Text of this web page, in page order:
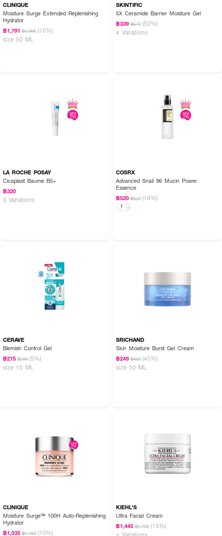
CLINIQUE
Moisture Surge Extended Replenishing
Hydrator
฿1,791 ฿1,990 (10%)
size 50 ML
SKINTIFIC
5X Ceramide Barrier Moisture Gel
฿339 ฿679 (50%)
4 Variations
LA ROCHE POSAY
Cicaplast Baume B5+
฿320
3 Variations
COSRX
Advanced Snail 96 Mucin Power
Essence
฿520 ฿620 (16%)
-
CERAVE
Blemish Control Gel
฿275 ฿290 (5%)
size 15 ML
SRICHAND
Skin Moisture Burst Gel Cream
฿249 ฿455 (45%)
size 50 ML
CLINIQUE
Moisture Surge™ 100H Auto-Replenishing
Hydrator
฿1,035 ฿1,150 (10%)
KIEHL'S
Ultra Facial Cream
฿1,445 ฿1,700 (15%)
2 Variations